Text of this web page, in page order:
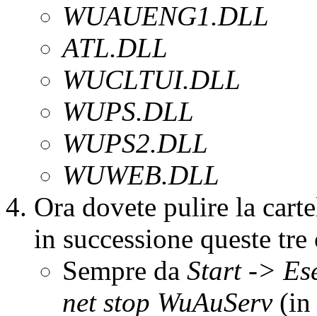
WUAUENG1.DLL
ATL.DLL
WUCLTUI.DLL
WUPS.DLL
WUPS2.DLL
WUWEB.DLL
Ora dovete pulire la
in successione queste
Sempre da Start ->
net stop WuAuServ(in